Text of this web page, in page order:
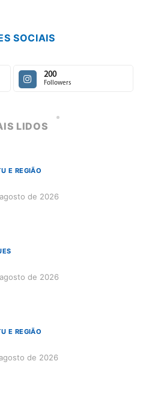
SOCIAIS
200
Followers
LIDOS
E REGIÃO
de 2026
de 2026
E REGIÃO
de 2026